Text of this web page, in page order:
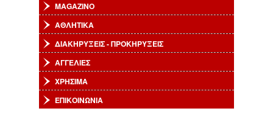
MAGAZINO
ΑΘΛΗΤΙΚΑ
ΔΙΑΚΗΡΥΞΕΙΣ - ΠΡΟΚΗΡΥΞΕΙΣ
ΑΓΓΕΛΙΕΣ
ΧΡΗΣΙΜΑ
ΕΠΙΚΟΙΝΩΝΙΑ